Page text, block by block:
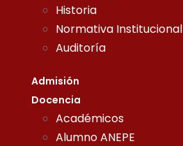
Historia
Normativa Institucional
Auditoría
Admisión
Docencia
Académicos
Alumno ANEPE